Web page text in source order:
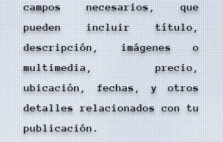
campos necesarios, que
pueden incluir título,
descripción, imágenes o
multimedia, precio,
ubicación, fechas, y otros
detalles relacionados con tu
publicación.